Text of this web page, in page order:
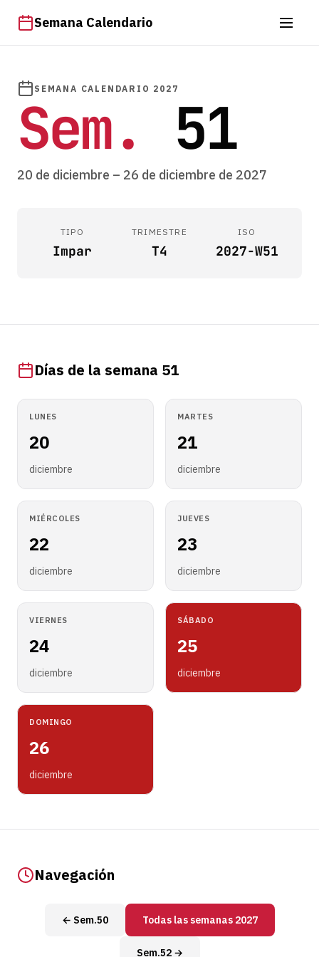
Semana Calendario
SEMANA CALENDARIO 2027
Sem. 51
20 de diciembre – 26 de diciembre de 2027
TIPO
Impar
TRIMESTRE
T4
ISO
2027-W51
Días de la semana 51
LUNES
20
diciembre
MARTES
21
diciembre
MIÉRCOLES
22
diciembre
JUEVES
23
diciembre
VIERNES
24
diciembre
SÁBADO
25
diciembre
DOMINGO
26
diciembre
Navegación
← Sem.50 Todas las semanas 2027
Sem.52 →